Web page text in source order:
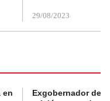
29/08/2023
en
Exgobernador de